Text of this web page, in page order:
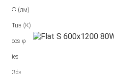
Ф (лм)
Тцв (К)
cos φ
ies
3ds